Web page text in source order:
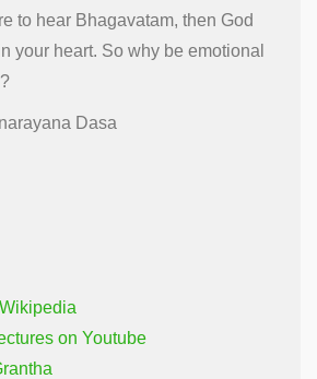
to hear Bhagavatam, then God
your heart. So why be emotional
Dasa
on Youtube